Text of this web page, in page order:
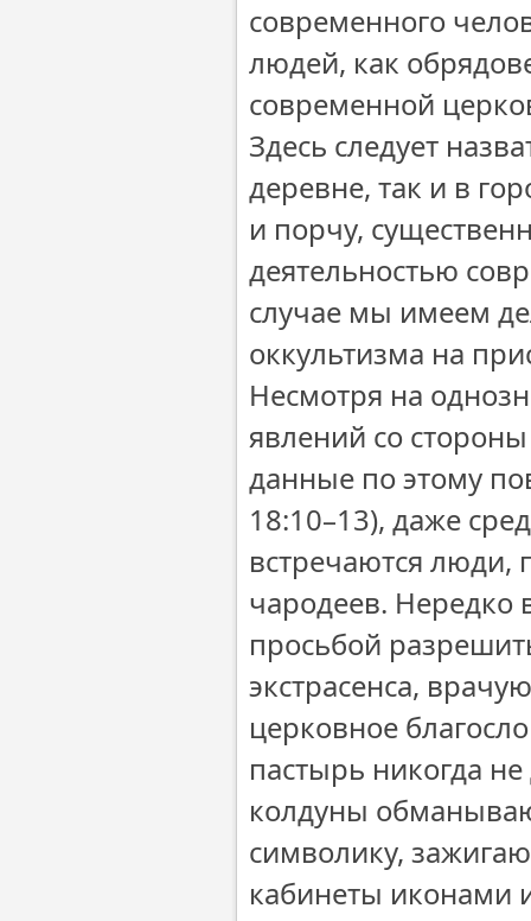
современного
людей, как
современной
Здесь следует
деревне, так и в
и порчу,
деятельностью
случае мы имеем
оккультизма на
Несмотря на
явлений со
данные по этому
18:10–13), даже
встречаются
чародеев.
просьбой
экстрасенса,
церковное
пастырь никогда не
колдуны
символику,
кабинеты иконами